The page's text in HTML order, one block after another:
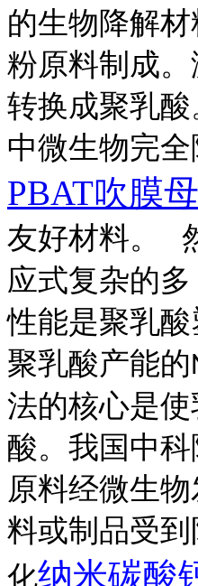
的生物降解
粉原料制成
转换成聚乳
中微生物完
PBAT吹膜
友好材料。
应式复杂的
性能是聚乳
聚乳酸产能的
法的核心是
酸。我国中
原料经微生
料或制品受
化纳米碳酸